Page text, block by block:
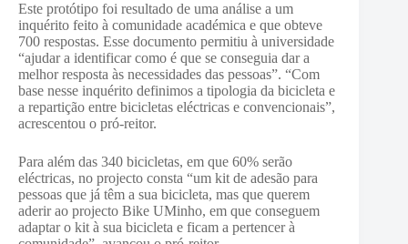
Este protótipo foi resultado de uma análise a um
inquérito feito à comunidade académica e que obteve
700 respostas. Esse documento permitiu à universidade
“ajudar a identificar como é que se conseguia dar a
melhor resposta às necessidades das pessoas”. “Com
base nesse inquérito definimos a tipologia da bicicleta e
a repartição entre bicicletas eléctricas e convencionais”,
acrescentou o pró-reitor.
Para além das 340 bicicletas, em que 60% serão
eléctricas, no projecto consta “um kit de adesão para
pessoas que já têm a sua bicicleta, mas que querem
aderir ao projecto Bike UMinho, em que conseguem
adaptar o kit à sua bicicleta e ficam a pertencer à